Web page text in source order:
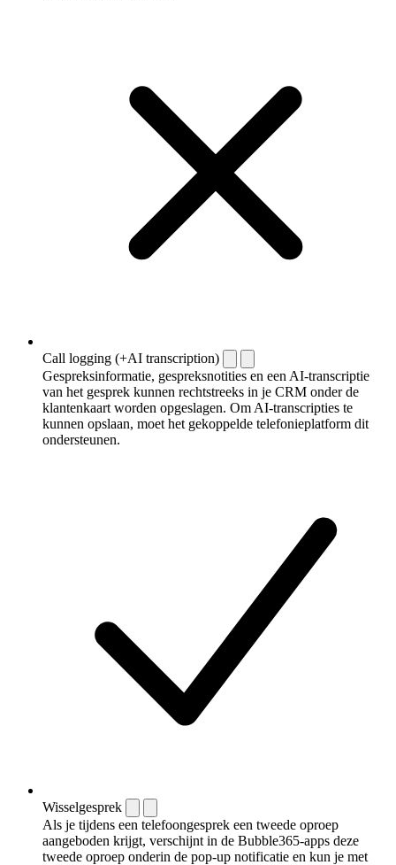
Call logging (+AI transcription)
Gespreksinformatie, gespreksnotities en een AI-transcriptie
van het gesprek kunnen rechtstreeks in je CRM onder de
klantenkaart worden opgeslagen. Om AI-transcripties te
kunnen opslaan, moet het gekoppelde telefonieplatform dit
ondersteunen.
Wisselgesprek
Als je tijdens een telefoongesprek een tweede oproep
aangeboden krijgt, verschijnt in de Bubble365-apps deze
tweede oproep onderin de pop-up notificatie en kun je met